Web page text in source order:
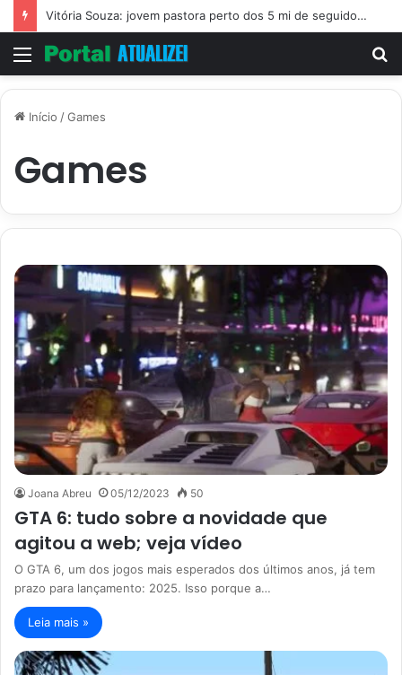
Vitória Souza: jovem pastora perto dos 5 mi de seguidores na web
Menu
Início /Games
Games
Joana Abreu 05/12/2023 50
GTA 6: tudo sobre a novidade que
agitou a web; veja vídeo
O GTA 6, um dos jogos mais esperados dos últimos anos, já tem
prazo para lançamento: 2025. Isso porque a…
Leia mais »